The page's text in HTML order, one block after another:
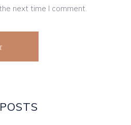
next time I comment.